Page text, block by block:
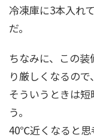
冷凍庫に3本入れ
だ。
ちなみに、この
り厳しくなるので、
そういうときは
う。
40℃近くなると思